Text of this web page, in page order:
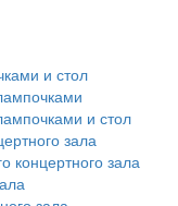
и стол
и стол
зала
концертного зала